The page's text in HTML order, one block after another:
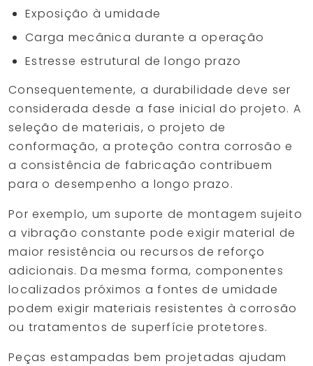
Exposição à umidade
Carga mecânica durante a operação
Estresse estrutural de longo prazo
Consequentemente, a durabilidade deve ser
considerada desde a fase inicial do projeto. A
seleção de materiais, o projeto de
conformação, a proteção contra corrosão e
a consistência de fabricação contribuem
para o desempenho a longo prazo.
Por exemplo, um suporte de montagem sujeito
a vibração constante pode exigir material de
maior resistência ou recursos de reforço
adicionais. Da mesma forma, componentes
localizados próximos a fontes de umidade
podem exigir materiais resistentes à corrosão
ou tratamentos de superfície protetores.
Peças estampadas bem projetadas ajudam